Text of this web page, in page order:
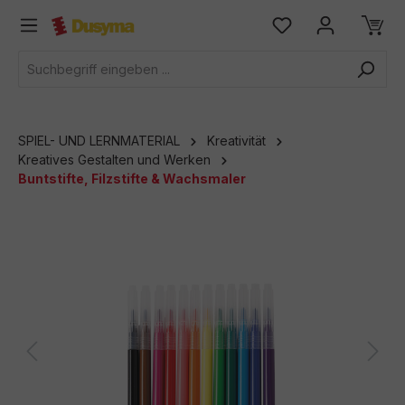
springen
SPIEL- UND LERNMATERIAL
Kreativität
Kreatives Gestalten und Werken
Buntstifte, Filzstifte & Wachsmaler